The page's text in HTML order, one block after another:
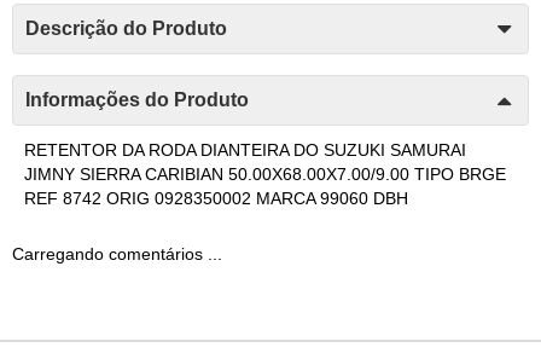
Descrição do Produto
Informações do Produto
RETENTOR DA RODA DIANTEIRA DO SUZUKI SAMURAI
JIMNY SIERRA CARIBIAN 50.00X68.00X7.00/9.00 TIPO BRGE
REF 8742 ORIG 0928350002 MARCA 99060 DBH
Carregando comentários ...